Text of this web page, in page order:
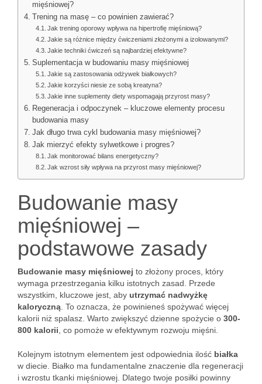
mięśniowej?
Trening na masę – co powinien zawierać?
Jak trening oporowy wpływa na hipertrofię mięśniową?
Jakie są różnice między ćwiczeniami złożonymi a izolowanymi?
Jakie techniki ćwiczeń są najbardziej efektywne?
Suplementacja w budowaniu masy mięśniowej
Jakie są zastosowania odżywek białkowych?
Jakie korzyści niesie ze sobą kreatyna?
Jakie inne suplementy diety wspomagają przyrost masy?
Regeneracja i odpoczynek – kluczowe elementy procesu
budowania masy
Jak długo trwa cykl budowania masy mięśniowej?
Jak mierzyć efekty sylwetkowe i progres?
Jak monitorować bilans energetyczny?
Jak wzrost siły wpływa na przyrost masy mięśniowej?
Budowanie masy
mięśniowej –
podstawowe zasady
Budowanie masy mięśniowej to złożony proces, który
wymaga przestrzegania kilku istotnych zasad. Przede
wszystkim, kluczowe jest, aby utrzymać nadwyżkę
kaloryczną . To oznacza, że powinieneś spożywać więcej
kalorii niż spalasz. Warto zwiększyć dzienne spożycie o 300-
800 kalorii , co pomoże w efektywnym rozwoju mięśni.
Kolejnym istotnym elementem jest odpowiednia ilość białka
w diecie. Białko ma fundamentalne znaczenie dla regeneracji
i wzrostu tkanki mięśniowej. Dlatego twoje posiłki powinny